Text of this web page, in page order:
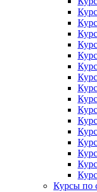
Курсы по